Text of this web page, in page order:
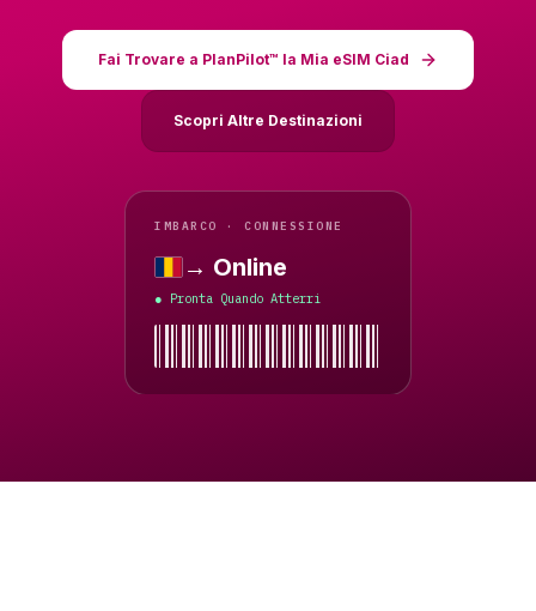
Fai Trovare a PlanPilot™ la Mia eSIM Ciad
Scopri Altre Destinazioni
IMBARCO · CONNESSIONE
Ciad
→ Online
● Pronta Quando Atterri